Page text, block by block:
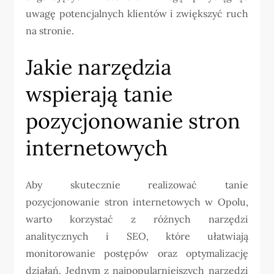
uwagę potencjalnych klientów i zwiększyć ruch
na stronie.
Jakie narzędzia
wspierają tanie
pozycjonowanie stron
internetowych
Aby skutecznie realizować tanie
pozycjonowanie stron internetowych w Opolu,
warto korzystać z różnych narzędzi
analitycznych i SEO, które ułatwiają
monitorowanie postępów oraz optymalizację
działań. Jednym z najpopularniejszych narzędzi